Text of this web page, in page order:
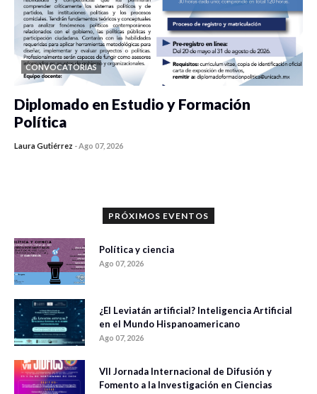
CONVOCATORIAS
Diplomado en Estudio y Formación
Política
Laura Gutiérrez -Ago 07, 2026
PRÓXIMOS EVENTOS
Política y ciencia
Ago 07, 2026
¿El Leviatán artificial? Inteligencia Artificial
en el Mundo Hispanoamericano
Ago 07, 2026
VII Jornada Internacional de Difusión y
Fomento a la Investigación en Ciencias